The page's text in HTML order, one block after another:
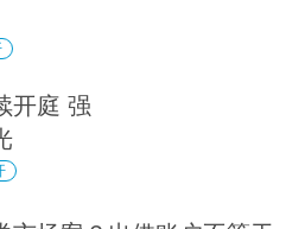
开庭 强